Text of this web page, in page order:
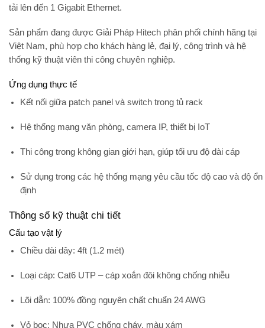
tải lên đến 1 Gigabit Ethernet.
Sản phẩm đang được Giải Pháp Hitech phân phối chính hãng tại
Việt Nam, phù hợp cho khách hàng lẻ, đại lý, công trình và hệ
thống kỹ thuật viên thi công chuyên nghiệp.
Ứng dụng thực tế
Kết nối giữa patch panel và switch trong tủ rack
Hệ thống mạng văn phòng, camera IP, thiết bị IoT
Thi công trong không gian giới hạn, giúp tối ưu độ dài cáp
Sử dụng trong các hệ thống mạng yêu cầu tốc độ cao và độ ổn
định
Thông số kỹ thuật chi tiết
Cấu tạo vật lý
Chiều dài dây: 4ft (1.2 mét)
Loại cáp: Cat6 UTP – cáp xoắn đôi không chống nhiễu
Lõi dẫn: 100% đồng nguyên chất chuẩn 24 AWG
Vỏ bọc: Nhựa PVC chống cháy, màu xám